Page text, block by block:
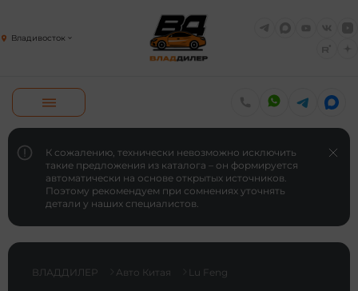
Владивосток
К сожалению, технически невозможно исключить
такие предложения из каталога – он формируется
автоматически на основе открытых источников.
Поэтому рекомендуем при сомнениях уточнять
детали у наших специалистов.
ВЛАДДИЛЕР Авто Китая Lu Feng